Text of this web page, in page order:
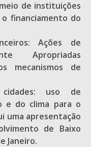
de instituições
financiamento do
Ações de
Apropriadas
mecanismos de
uso de
e do clima para o
uma apresentação
de Baixo
Janeiro.